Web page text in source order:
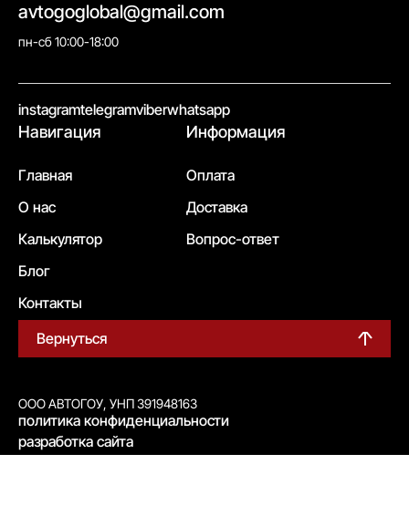
avtogoglobal@gmail.com
пн-сб 10:00-18:00
instagramtelegramviberwhatsapp
Навигация
Главная
О нас
Калькулятор
Блог
Контакты
Информация
Оплата
Доставка
Вопрос-ответ
Вернуться
ООО АВТОГОУ, УНП 391948163
политика конфиденциальности
разработка сайта